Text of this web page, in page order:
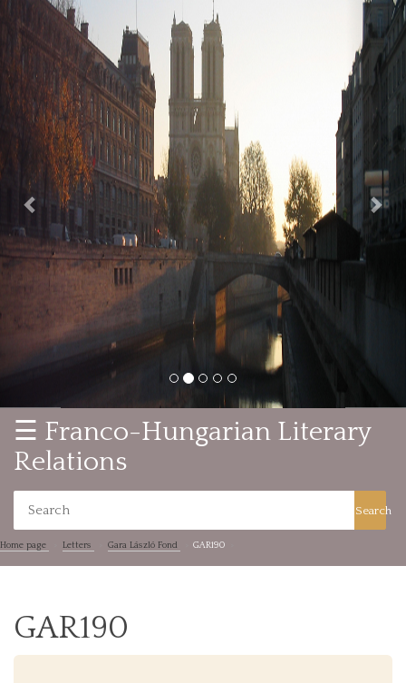
Previous
☰ Franco-Hungarian Literary
Relations
Search
Home page Letters Gara László Fond GAR190
GAR190